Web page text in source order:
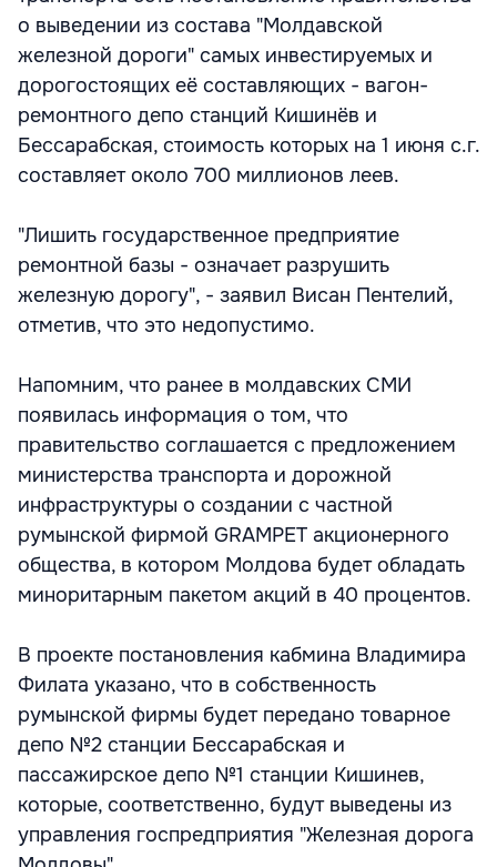
о выведении из состава "Молдавской
железной дороги" самых инвестируемых и
дорогостоящих её составляющих - вагон-
ремонтного депо станций Кишинёв и
Бессарабская, стоимость которых на 1 июня с.г.
составляет около 700 миллионов леев.
"Лишить государственное предприятие
ремонтной базы - означает разрушить
железную дорогу", - заявил Висан Пентелий,
отметив, что это недопустимо.
Напомним, что ранее в молдавских СМИ
появилась информация о том, что
правительство соглашается с предложением
министерства транспорта и дорожной
инфраструктуры о создании с частной
румынской фирмой GRAMPET акционерного
общества, в котором Молдова будет обладать
миноритарным пакетом акций в 40 процентов.
В проекте постановления кабмина Владимира
Филата указано, что в собственность
румынской фирмы будет передано товарное
депо №2 станции Бессарабская и
пассажирское депо №1 станции Кишинев,
которые, соответственно, будут выведены из
управления госпредприятия "Железная дорога